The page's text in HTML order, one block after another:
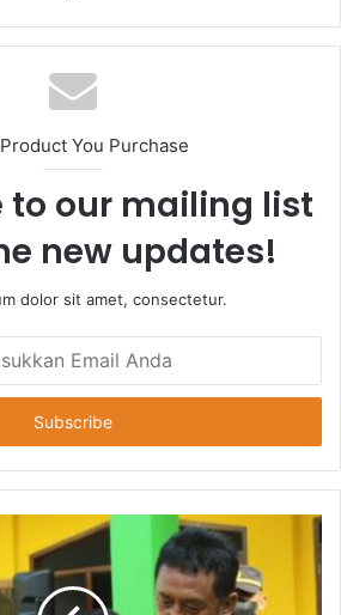
You Purchase
to our mailing list
new updates!
dolor sit amet, consectetur.